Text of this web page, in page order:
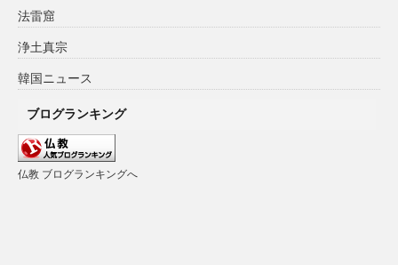
法雷窟
浄土真宗
韓国ニュース
ブログランキング
仏教 ブログランキングへ